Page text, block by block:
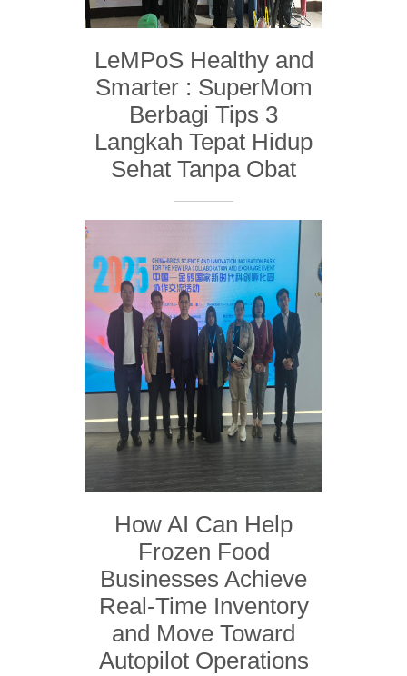
LeMPoS Healthy and
Smarter : SuperMom
Berbagi Tips 3
Langkah Tepat Hidup
Sehat Tanpa Obat
How AI Can Help
Frozen Food
Businesses Achieve
Real-Time Inventory
and Move Toward
Autopilot Operations